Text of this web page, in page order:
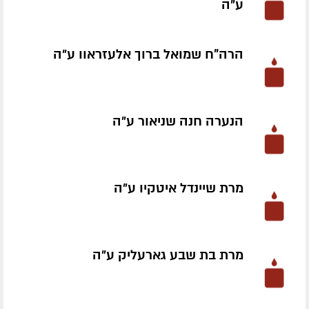
ע״ה
הרה"ח שמואל ברוך אלעזראוו ע״ה
הנערה חנה שניאור ע״ה
מרת שיינדל איטקיו ע״ה
מרת בת שבע גארעליק ע״ה